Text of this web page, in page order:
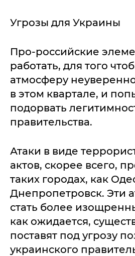
Угрозы для Украины
Про-российские
работать, для того
атмосферу
в этом квартале, и
подорвать
правительства.
Атаки в виде
актов, скорее всего,
таких городах, как
Днепропетровск. Эти
стать более
как ожидается,
поставят под угрозу
украинского